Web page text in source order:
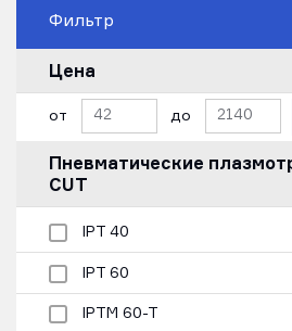
Фильтр
Цена
от до
Пневматические
CUT
IPT 40
IPT 60
IPTM 60-T